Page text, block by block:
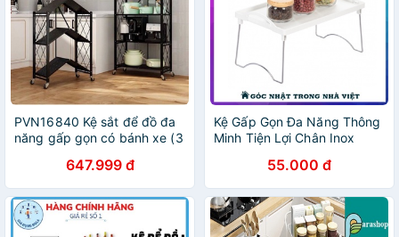
PVN16840 Kệ sắt để đồ đa
năng gấp gọn có bánh xe (3
647.999 đ
Kệ Gấp Gọn Đa Năng Thông
Minh Tiện Lợi Chân Inox
55.000 đ